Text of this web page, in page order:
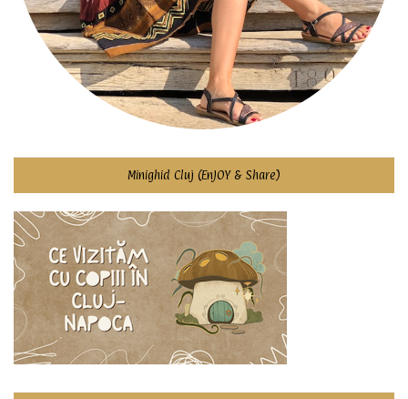
Minighid Cluj (EnJOY & Share)